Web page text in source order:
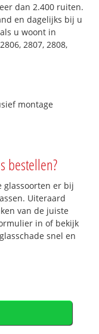
dan 2.400 ruiten.
en dagelijks bij u
u woont in
2807, 2808,
montage
bestellen?
glassoorten er bij
Uiteraard
van de juiste
in of bekijk
snel en